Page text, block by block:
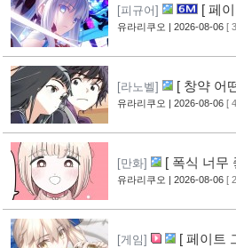
[피규어]
[ 페
페이 신작 피규어
유라리쿠오 | 2026-08-06 [
[라노벨]
[ 창약 어
표지 공개
[8]
유라리쿠오 | 2026-08-06 [
[만화]
[ 폭식 너무
메이션화 결정 [9]
유라리쿠오 | 2026-08-06 [
[게임]
[ 페이트